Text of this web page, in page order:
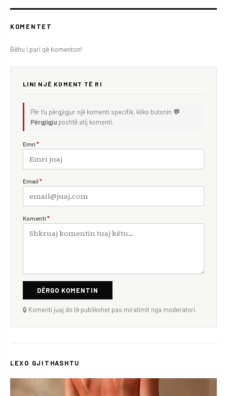
KOMENTET
Bëhu i pari që komenton!
LINI NJË KOMENT TË RI
Për t'u përgjigjur një komenti specifik, kliko butonin 💬
Përgjigju poshtë atij komenti.
Emri *
Email *
Komenti *
DËRGO KOMENTIN
🔒 Komenti juaj do të publikohet pas miratimit nga moderatori.
LEXO GJITHASHTU